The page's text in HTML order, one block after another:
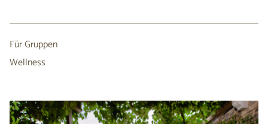
Für Gruppen
Wellness